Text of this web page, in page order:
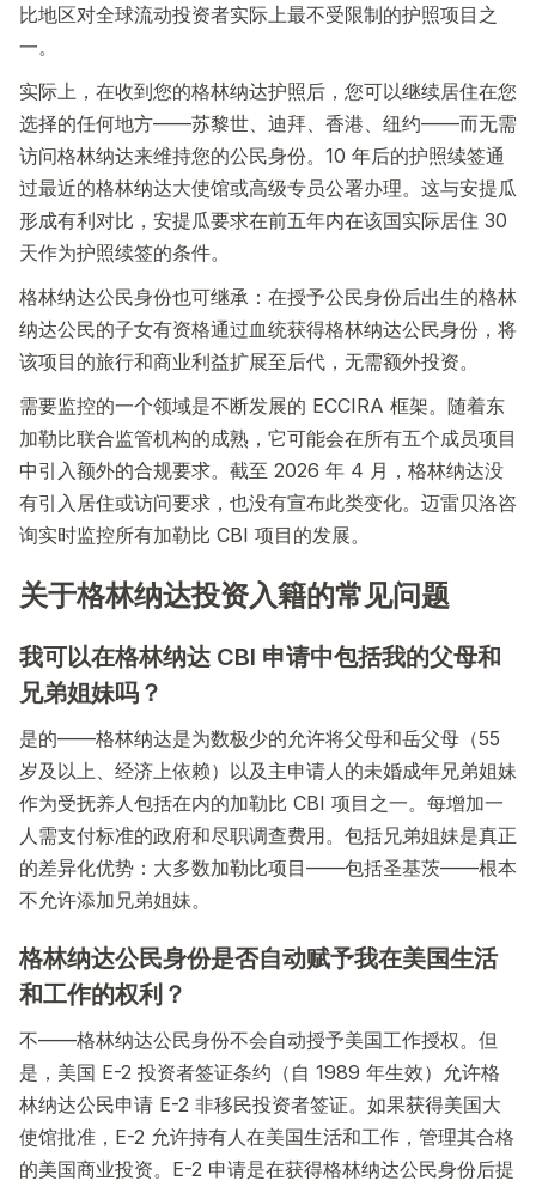
比地区对全球流动投资者实际上最不受限制的护照项目之
一。
实际上，在收到您的格林纳达护照后，您可以继续居住在您
选择的任何地方——苏黎世、迪拜、香港、纽约——而无需
访问格林纳达来维持您的公民身份。10 年后的护照续签通
过最近的格林纳达大使馆或高级专员公署办理。这与安提瓜
形成有利对比，安提瓜要求在前五年内在该国实际居住 30
天作为护照续签的条件。
格林纳达公民身份也可继承：在授予公民身份后出生的格林
纳达公民的子女有资格通过血统获得格林纳达公民身份，将
该项目的旅行和商业利益扩展至后代，无需额外投资。
需要监控的一个领域是不断发展的 ECCIRA 框架。随着东
加勒比联合监管机构的成熟，它可能会在所有五个成员项目
中引入额外的合规要求。截至 2026 年 4 月，格林纳达没
有引入居住或访问要求，也没有宣布此类变化。迈雷贝洛咨
询实时监控所有加勒比 CBI 项目的发展。
关于格林纳达投资入籍的常见问题
我可以在格林纳达 CBI 申请中包括我的父母和
兄弟姐妹吗？
是的——格林纳达是为数极少的允许将父母和岳父母（55
岁及以上、经济上依赖）以及主申请人的未婚成年兄弟姐妹
作为受抚养人包括在内的加勒比 CBI 项目之一。每增加一
人需支付标准的政府和尽职调查费用。包括兄弟姐妹是真正
的差异化优势：大多数加勒比项目——包括圣基茨——根本
不允许添加兄弟姐妹。
格林纳达公民身份是否自动赋予我在美国生活
和工作的权利？
不——格林纳达公民身份不会自动授予美国工作授权。但
是，美国 E-2 投资者签证条约（自 1989 年生效）允许格
林纳达公民申请 E-2 非移民投资者签证。如果获得美国大
使馆批准，E-2 允许持有人在美国生活和工作，管理其合格
的美国商业投资。E-2 申请是在获得格林纳达公民身份后提